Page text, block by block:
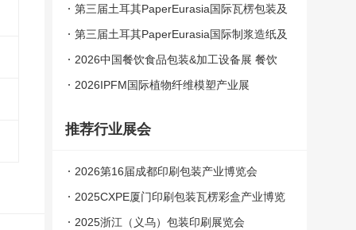
浆模塑展览会
第三届土耳其PaperEurasia国际瓦楞包装及
物流工业展
第三届土耳其PaperEurasia国际制浆造纸及
一次性用品展
2026中国餐饮食品包装&加工设备展 餐饮
食品包材/设备好物一站式采购大会
2026IPFM国际植物纤维模塑产业展
推荐行业展会
2026第16届成都印刷包装产业博览会
2025CXPE厦门印刷包装瓦楞彩盒产业博览
会
2025浙江（义乌）包装印刷展览会